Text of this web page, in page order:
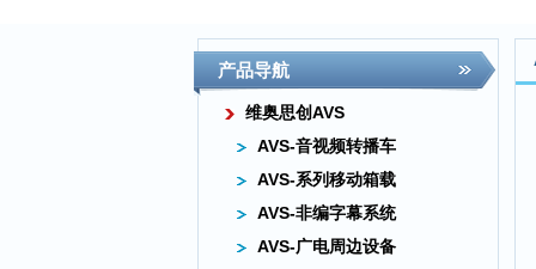
产品导航
维奥思创AVS
AVS-音视频转播车
AVS-系列移动箱载
AVS-非编字幕系统
AVS-广电周边设备